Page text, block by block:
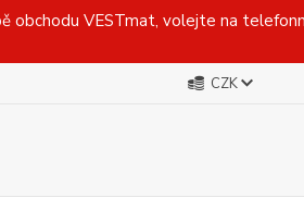
obchodu VESTmat, volejte na
CZK